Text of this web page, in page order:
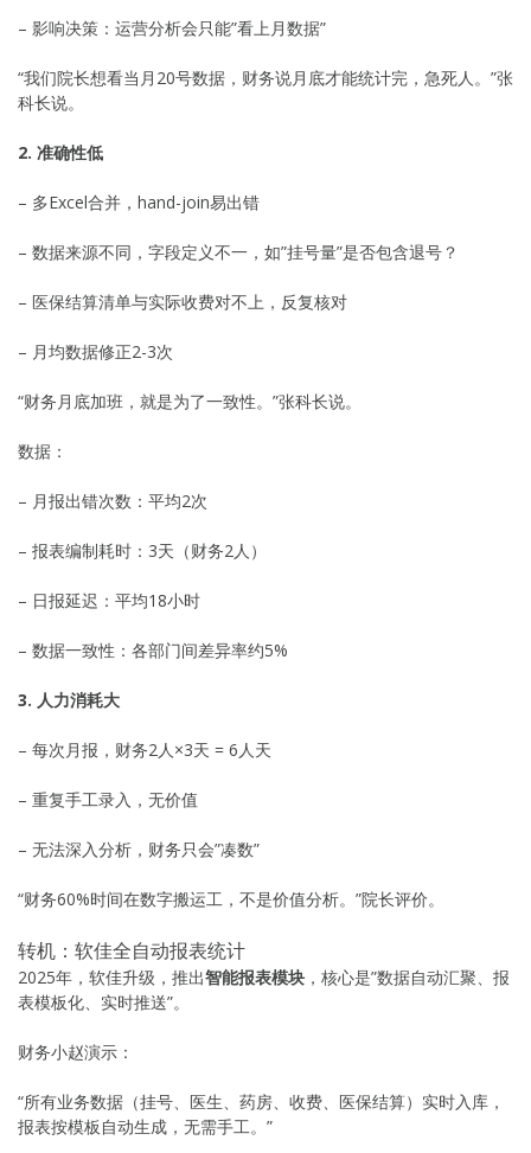
– 影响决策：运营分析会只能”看上月数据”
“我们院长想看当月20号数据，财务说月底才能统计完，急死人。”张
科长说。
2. 准确性低
– 多Excel合并，hand-join易出错
– 数据来源不同，字段定义不一，如”挂号量”是否包含退号？
– 医保结算清单与实际收费对不上，反复核对
– 月均数据修正2-3次
“财务月底加班，就是为了一致性。”张科长说。
数据：
– 月报出错次数：平均2次
– 报表编制耗时：3天（财务2人）
– 日报延迟：平均18小时
– 数据一致性：各部门间差异率约5%
3. 人力消耗大
– 每次月报，财务2人×3天 = 6人天
– 重复手工录入，无价值
– 无法深入分析，财务只会”凑数”
“财务60%时间在数字搬运工，不是价值分析。”院长评价。
转机：软佳全自动报表统计
2025年，软佳升级，推出智能报表模块 ，核心是”数据自动汇聚、报
表模板化、实时推送”。
财务小赵演示：
“所有业务数据（挂号、医生、药房、收费、医保结算）实时入库，
报表按模板自动生成，无需手工。”